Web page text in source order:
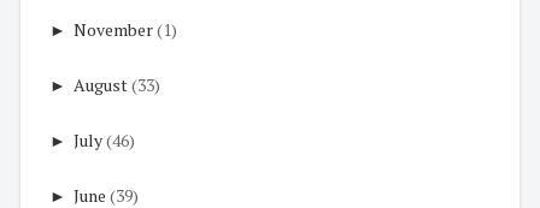
► November(1)
► August(33)
► July(46)
► June (39)